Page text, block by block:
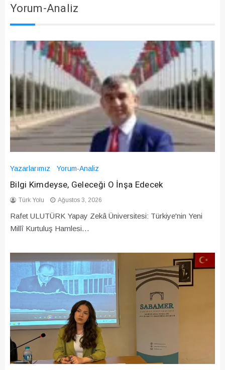
Yorum-Analiz
Yazarlarımız Yorum-Analiz
Bilgi Kimdeyse, Geleceği O İnşa Edecek
Türk Yolu Ağustos 3, 2026
Rafet ULUTÜRK Yapay Zekâ Üniversitesi: Türkiye'nin Yeni
Millî Kurtuluş Hamlesi…